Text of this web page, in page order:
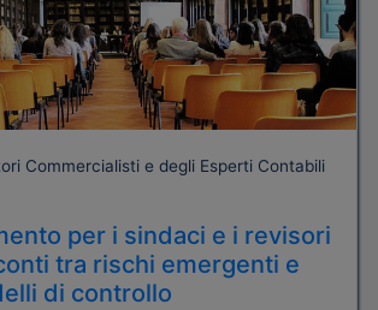
Commercialisti e degli Esperti Contabili
per i sindaci e i revisori
tra rischi emergenti e
di controllo